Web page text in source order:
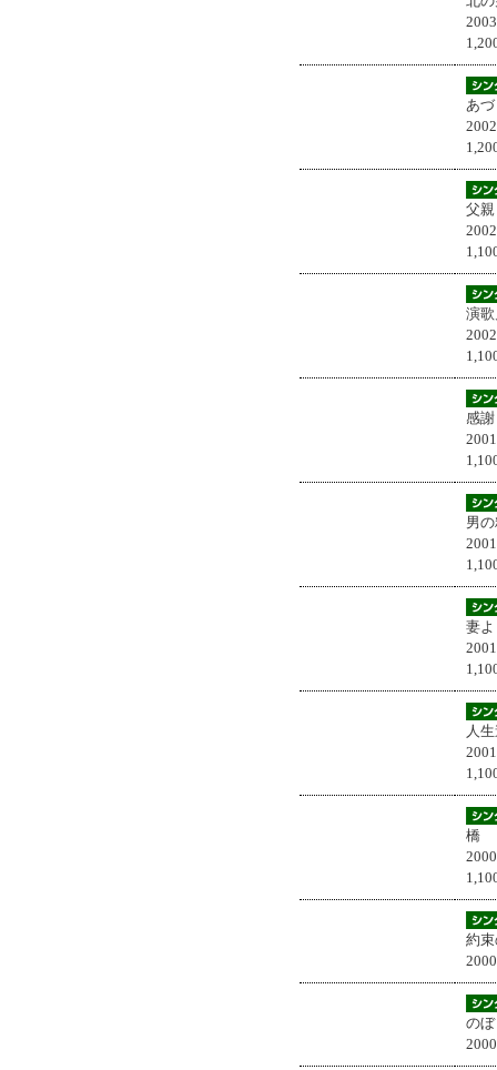
あ
父
演
感謝
男
妻よ
人
橋
約
の